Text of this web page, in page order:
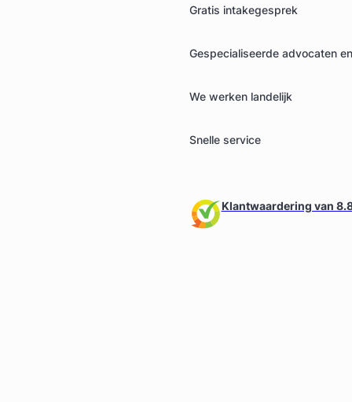
Gratis intakegesprek
Gespecialiseerde advocaten
We werken landelijk
Snelle service
Klantwaardering van